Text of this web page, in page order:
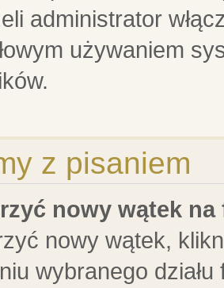
administrator
używaniem
z pisaniem
nowy wątek na
nowy wątek,
wybranego